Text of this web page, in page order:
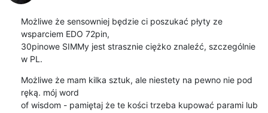
Możliwe że sensowniej będzie ci poszukać płyty ze
wsparciem EDO 72pin,
30pinowe SIMMy jest strasznie ciężko znaleźć, szczególnie
w PL.
Możliwe że mam kilka sztuk, ale niestety na pewno nie pod
ręką. mój word
of wisdom - pamiętaj że te kości trzeba kupować parami lub